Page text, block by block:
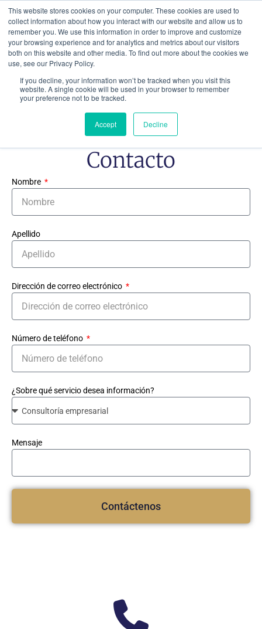
This website stores cookies on your computer. These cookies are used to
collect information about how you interact with our website and allow us to
remember you. We use this information in order to improve and customize
your browsing experience and for analytics and metrics about our visitors
both on this website and other media. To find out more about the cookies we
use, see our Privacy Policy.
If you decline, your information won’t be tracked when you visit this
website. A single cookie will be used in your browser to remember
your preference not to be tracked.
Accept Decline
contenido
Contacto
Nombre
Apellido
Dirección de correo electrónico
Número de teléfono
¿Sobre qué servicio desea información?
Mensaje
Contáctenos